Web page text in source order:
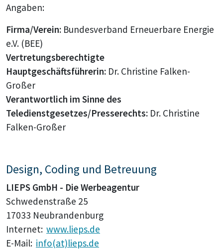
Angaben:
Firma/Verein: Bundesverband Erneuerbare Energie
e.V. (BEE)
Vertretungsberechtigte
Hauptgeschäftsführerin: Dr. Christine Falken-
Großer
Verantwortlich im Sinne des
Teledienstgesetzes/Presserechts: Dr. Christine
Falken-Großer
Design, Coding und Betreuung
LIEPS GmbH - Die Werbeagentur
Schwedenstraße 25
17033 Neubrandenburg
Internet: www.lieps.de
E-Mail: info(at)lieps.de